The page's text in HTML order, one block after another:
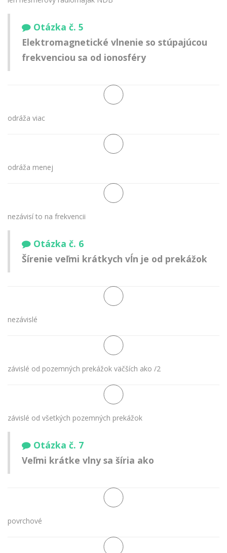
Otázka č. 5
Elektromagnetické vlnenie so stúpajúcou
frekvenciou sa od ionosféry
odráža viac
odráža menej
nezávisí to na frekvencii
Otázka č. 6
Šírenie veľmi krátkych vĺn je od prekážok
nezávislé
závislé od pozemných prekážok väčších ako /2
závislé od všetkých pozemných prekážok
Otázka č. 7
Veľmi krátke vlny sa šíria ako
povrchové